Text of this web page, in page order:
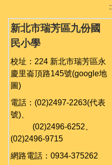
台灣母語日專區
公開授課專區
課程計畫備查
校園資訊業務專區
新北市瑞芳區九份國
民小學
校址：224 新北市瑞芳區永
慶里崙頂路145號(google地
圖)
電話：(02)2497-2263(代表
號)、
(02)2496-6252、
(02)2496-9715
網路電話：0934-375262